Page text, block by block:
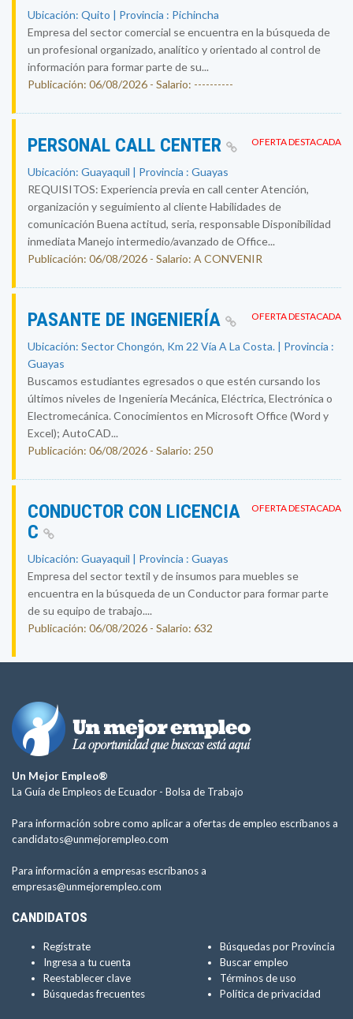
Ubicación: Quito | Provincia : Pichincha
Empresa del sector comercial se encuentra en la búsqueda de
un profesional organizado, analítico y orientado al control de
información para formar parte de su...
Publicación: 06/08/2026 - Salario: ----------
OFERTA DESTACADA
PERSONAL CALL CENTER
Ubicación: Guayaquil | Provincia : Guayas
REQUISITOS: Experiencia previa en call center Atención,
organización y seguimiento al cliente Habilidades de
comunicación Buena actitud, seria, responsable Disponibilidad
inmediata Manejo intermedio/avanzado de Office...
Publicación: 06/08/2026 - Salario: A CONVENIR
OFERTA DESTACADA
PASANTE DE INGENIERÍA
Ubicación: Sector Chongón, Km 22 Vía A La Costa. | Provincia :
Guayas
Buscamos estudiantes egresados o que estén cursando los
últimos niveles de Ingeniería Mecánica, Eléctrica, Electrónica o
Electromecánica. Conocimientos en Microsoft Office (Word y
Excel); AutoCAD...
Publicación: 06/08/2026 - Salario: 250
OFERTA DESTACADA
CONDUCTOR CON LICENCIA
C
Ubicación: Guayaquil | Provincia : Guayas
Empresa del sector textil y de insumos para muebles se
encuentra en la búsqueda de un Conductor para formar parte
de su equipo de trabajo....
Publicación: 06/08/2026 - Salario: 632
Un Mejor Empleo®
La Guía de Empleos de Ecuador - Bolsa de Trabajo
Para información sobre como aplicar a ofertas de empleo escríbanos a
candidatos@unmejorempleo.com
Para información a empresas escríbanos a
empresas@unmejorempleo.com
CANDIDATOS
Regístrate
Ingresa a tu cuenta
Reestablecer clave
Búsquedas frecuentes
Búsquedas por Provincia
Buscar empleo
Términos de uso
Política de privacidad